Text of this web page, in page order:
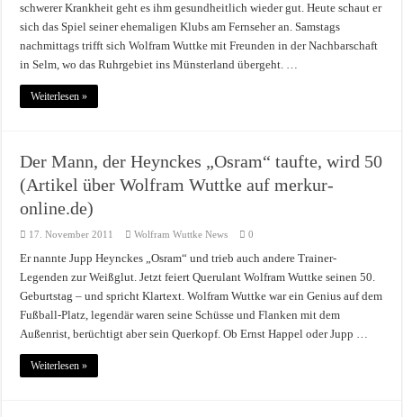
schwerer Krankheit geht es ihm gesundheitlich wieder gut. Heute schaut er
sich das Spiel seiner ehemaligen Klubs am Fernseher an. Samstags
nachmittags trifft sich Wolfram Wuttke mit Freunden in der Nachbarschaft
in Selm, wo das Ruhrgebiet ins Münsterland übergeht. …
Weiterlesen »
Der Mann, der Heynckes „Osram“ taufte, wird 50
(Artikel über Wolfram Wuttke auf merkur-
online.de)
17. November 2011 Wolfram Wuttke News 0
Er nannte Jupp Heynckes „Osram“ und trieb auch andere Trainer-
Legenden zur Weißglut. Jetzt feiert Querulant Wolfram Wuttke seinen 50.
Geburtstag – und spricht Klartext. Wolfram Wuttke war ein Genius auf dem
Fußball-Platz, legendär waren seine Schüsse und Flanken mit dem
Außenrist, berüchtigt aber sein Querkopf. Ob Ernst Happel oder Jupp …
Weiterlesen »